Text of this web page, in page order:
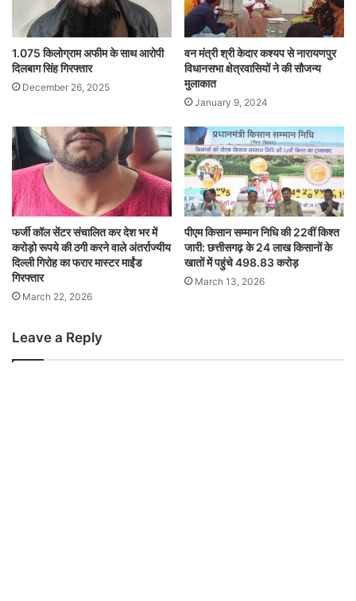
1.075 किलोग्राम अफीम के साथ आरोपी
दिलबाग सिंह गिरफ्तार
December 26, 2025
वन मंत्री श्री केदार कश्यप से नारायणपुर
विधानसभा क्षेत्रवासियों ने की सौजन्य
मुलाकात
January 9, 2024
फर्जी कॉल सेंटर संचालित कर देश भर में
करोड़ो रूपये की ठगी करने वाले अंतर्राज्यीय
दिल्ली गिरोह का फरार मास्टर माईंड
गिरफ्तार
March 22, 2026
पीएम किसान सम्मान निधि की 22वीं किश्त
जारी: छत्तीसगढ़ के 24 लाख किसानों के
खातों में पहुंचे 498.83 करोड़
March 13, 2026
Leave a Reply